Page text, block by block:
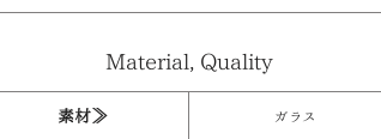
Material, Quality
素材≫ ガラス